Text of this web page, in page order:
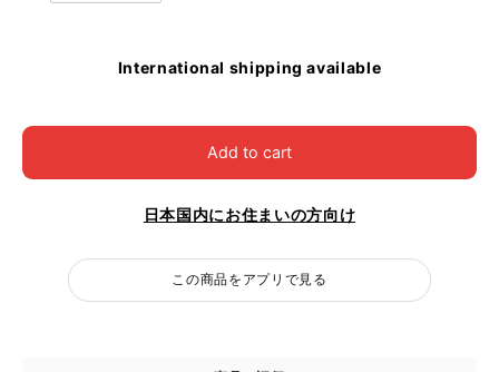
International shipping available
Add to cart
日本国内にお住まいの方向け
この商品をアプリで見る